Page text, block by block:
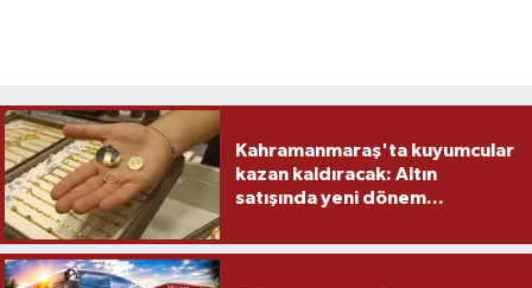
Kahramanmaraş'ta kuyumcular
kazan kaldıracak: Altın
satışında yeni dönem...